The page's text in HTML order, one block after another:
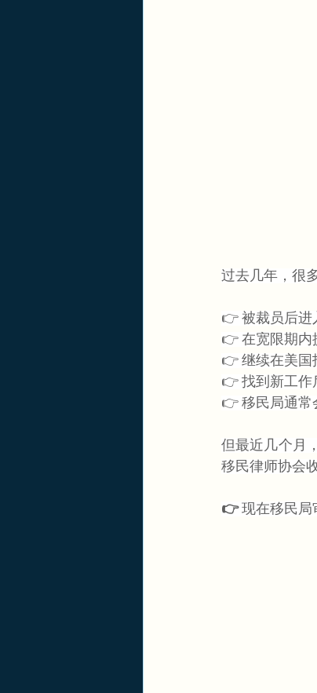
过去几年，很
👉 被裁员后进
👉 在宽限期内
👉 继续在美国
👉 找到新工作
👉 移民局通常
但最近几个月
移民律师协会
👉 现在移民局